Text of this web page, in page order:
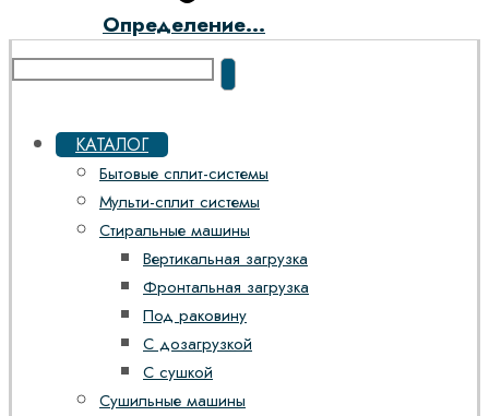
Определение...
КАТАЛОГ
Бытовые сплит-системы
Мульти-сплит системы
Стиральные машины
Вертикальная загрузка
Фронтальная загрузка
Под раковину
С дозагрузкой
С сушкой
Сушильные машины